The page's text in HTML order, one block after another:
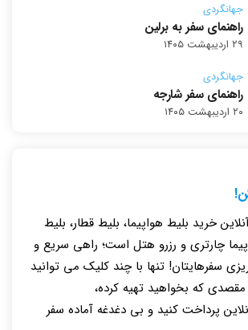
جهانگردی
راهنمای سفر به برلین
۲۹ اردیبهشت ۱۴۰۵
جهانگردی
راهنمای سفر شارجه
۲۰ اردیبهشت ۱۴۰۵
خرید بلیط هواپیما، بلیط قطار، بلیط
چارتری و رزرو هتل است؛ راهی سریع و
سفرهایتان! تنها با چند کلیک می توانید
که بخواهید تهیه کرده،
پرداخت کنید و بی دغدغه آماده سفر